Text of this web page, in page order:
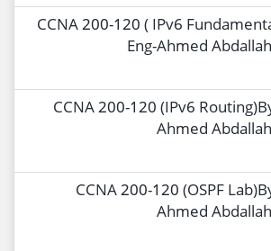
34-CCNA 200-120 ( IPv6
Eng-Ahmed
35-CCNA 200-120 (IPv6
Ahmed
36-CCNA 200-120 (OSPF
Ahmed